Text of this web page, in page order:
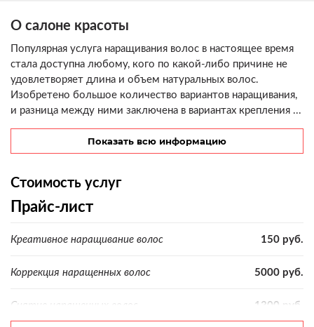
О салоне красоты
Популярная услуга наращивания волос в настоящее время
стала доступна любому, кого по какой-либо причине не
удовлетворяет длина и объем натуральных волос.
Изобретено большое количество вариантов наращивания,
и разница между ними заключена в вариантах крепления ...
Показать всю информацию
Стоимость услуг
Прайс-лист
Креативное наращивание волос 150 руб.
Коррекция наращенных волос 5000 руб.
Снятие наращенных волос 1300 руб.